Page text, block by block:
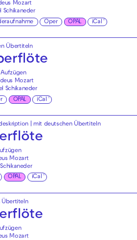
Mozart
Schikaneder
Oper OPAL iCal
Übertiteln
Mozart
Schikaneder
OPAL iCal
mit deutschen Übertiteln
Mozart
OPAL iCal
Übertiteln
Mozart